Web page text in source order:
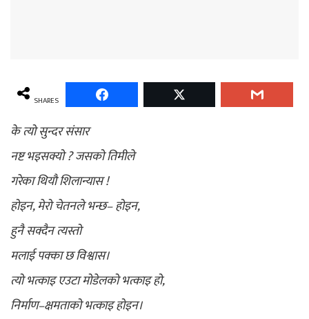
SHARES
के त्यो सुन्दर संसार
नष्ट भइसक्यो ?जसको तिमीले
गरेका थियौ शिलान्यास !
होइन,मेरो चेतनले भन्छ– होइन,
हुनै सक्दैन त्यस्तो
मलाई पक्का छ विश्वास।
त्यो भत्काइ एउटा मोडेलको भत्काइ हो,
निर्माण–क्षमताको भत्काइ होइन।